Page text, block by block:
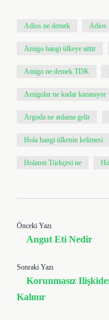
Adios ne demek Adios
Amigo hangi ülkeye aittir
Amigo ne demek TDK
Amigolar ne kadar kazanıyor
Argoda ne anlama gelir
Hola hangi ülkenin kelimesi
Holanın Türkçesi ne
Önceki Yazı
Angut Eti Nedir
Sonraki Yazı
Korunmasız
Kalınır